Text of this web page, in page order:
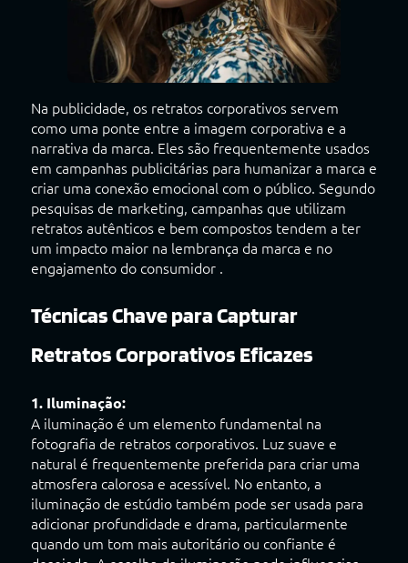
Na publicidade, os retratos corporativos servem
como uma ponte entre a imagem corporativa e a
narrativa da marca. Eles são frequentemente usados
em campanhas publicitárias para humanizar a marca e
criar uma conexão emocional com o público. Segundo
pesquisas de marketing, campanhas que utilizam
retratos autênticos e bem compostos tendem a ter
um impacto maior na lembrança da marca e no
engajamento do consumidor .
Técnicas Chave para Capturar
Retratos Corporativos Eficazes
1. Iluminação:
A iluminação é um elemento fundamental na
fotografia de retratos corporativos. Luz suave e
natural é frequentemente preferida para criar uma
atmosfera calorosa e acessível. No entanto, a
iluminação de estúdio também pode ser usada para
adicionar profundidade e drama, particularmente
quando um tom mais autoritário ou confiante é